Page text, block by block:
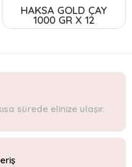
HAKSA GOLD ÇAY
1000 GR X 12
sürede elinize ulaşır.